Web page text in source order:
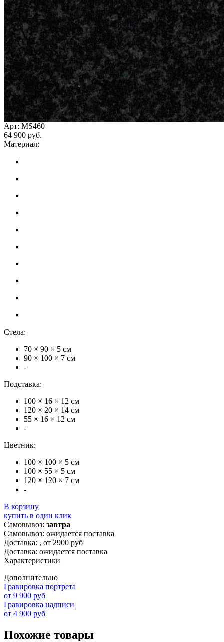
Арт: MS460
64 900 руб.
Материал:
Стела:
70 × 90 × 5 см
90 × 100 × 7 см
-
Подставка:
100 × 16 × 12 см
120 × 20 × 14 см
55 × 16 × 12 см
-
Цветник:
100 × 100 × 5 см
100 × 55 × 5 см
120 × 120 × 7 см
-
В корзину
купить в один клик
Самовывоз: завтра
Самовывоз: ожидается поставка
Доставка: , от 2900 руб
Доставка: ожидается поставка
Характеристики
Дополнительно
Гравировка портрета
от 9 900 руб
Гравировка надписи
от 4 900 руб
Похожие товары